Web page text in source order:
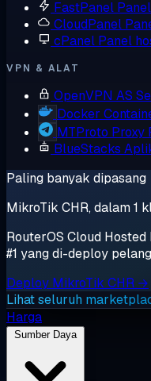
FastPanel
CloudPanel
cPanel Panel
VPN & ALAT
OpenVPN AS
Docker
MTProto Proxy
BlueStacks
Paling banyak dipasang
MikroTik CHR, dalam 1
RouterOS Cloud
#1 yang di-deploy
Deploy MikroTik CHR →
Lihat seluruh
Harga
Sumber Daya